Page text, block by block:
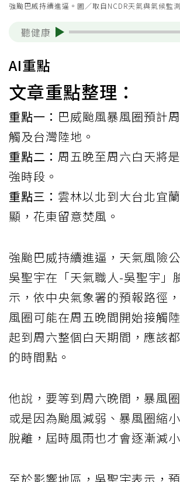
強颱巴威持續進逼。圖／取自NCDR天氣與氣候監測
聽健康
AI重點
文章重點整理：
重點一： 巴威颱風暴風圈預計
觸及台灣陸地。
重點二： 周五晚至周六白天將
強時段。
重點三： 雲林以北到大台北宜
顯，花東留意焚風。
強颱巴威持續進逼，天氣風險
吳聖宇在「天氣職人-吳聖宇」
示，依中央氣象署的預報路徑，
風圈可能在周五晚間開始接觸
起到周六整個白天期間，應該
的時間點。
他說，要等到周六晚間，暴風
或是因為颱風減弱、暴風圈縮
脫離，屆時風雨也才會逐漸減